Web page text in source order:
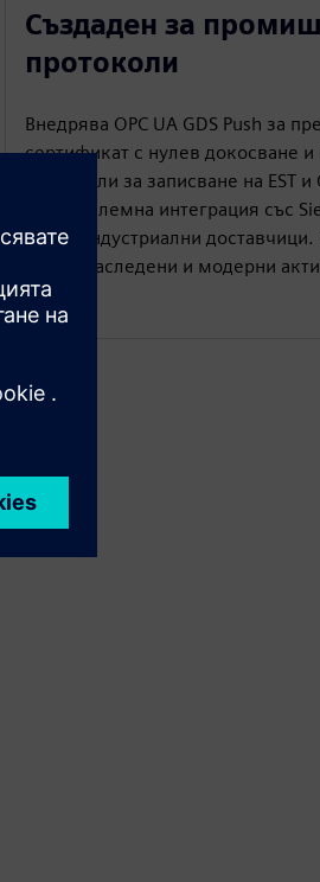
Създаден за
протоколи
Внедрява OPC UA GDS Push за
сертификат с нулев докосване
протоколи за записване на EST
безпроблемна интеграция със
други индустриални
ECC за наследени и модерни